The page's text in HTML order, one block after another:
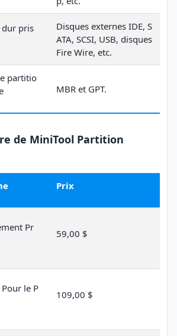
dur pris
Disques externes IDE, S
ATA, SCSI, USB, disques
Fire Wire, etc.
partitio
MBR et GPT.
de MiniTool Partition
Prix
Pr
59,00 $
Pour le P
109,00 $